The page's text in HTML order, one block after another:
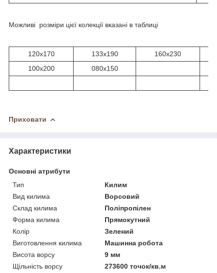
Можливі розміри цієї колекції вказані в таблиці
120x170 133x190
160x230
100х200
080х150
Приховати
Характеристики
Основні атрибути
Тип
Килим
Вид килима
Ворсовий
Склад килима
Поліпропілен
Форма килима
Прямокутний
Колір
Зелений
Виготовлення килима
Машинна робота
Висота ворсу
9 мм
Щільність ворсу
273600 точок/кв.м